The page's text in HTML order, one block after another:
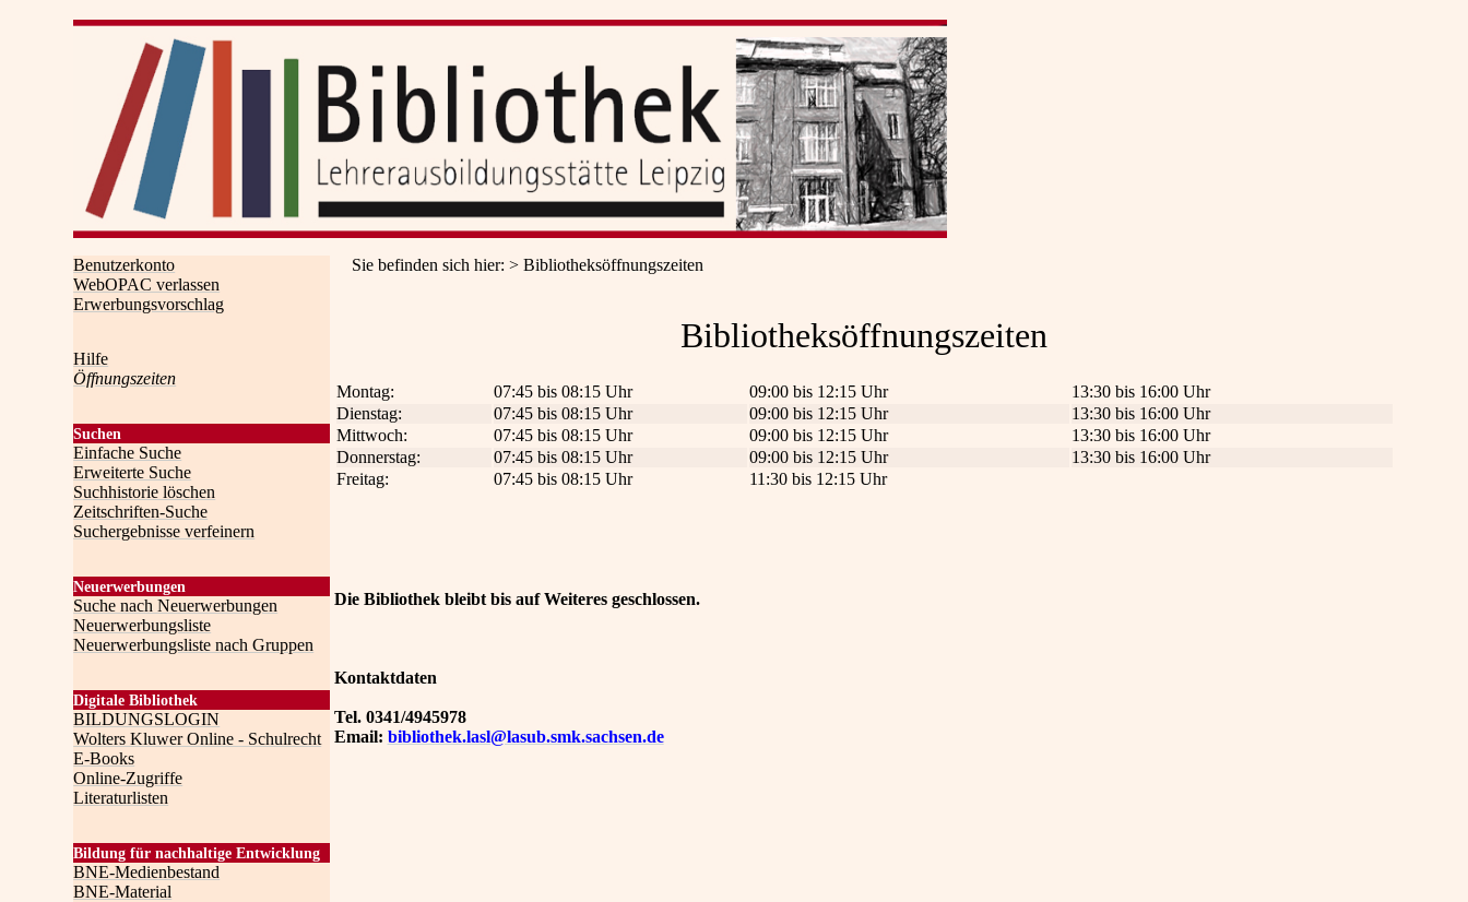
Benutzerkonto
WebOPAC verlassen
Erwerbungsvorschlag
Hilfe
Öffnungszeiten
Suchen
Einfache Suche
Erweiterte Suche
Suchhistorie löschen
Zeitschriften-Suche
Suchergebnisse verfeinern
Neuerwerbungen
Suche nach Neuerwerbungen
Neuerwerbungsliste
Neuerwerbungsliste nach Gruppen
Digitale Bibliothek
BILDUNGSLOGIN
Wolters Kluwer Online - Schulrecht
E-Books
Online-Zugriffe
Literaturlisten
Bildung für nachhaltige Entwicklung
BNE-Medienbestand
BNE-Material
Sie befinden sich hier: Bibliotheksöffnungszeiten
Bibliotheksöffnungszeiten
Montag: 07:45 bis 08:15 Uhr 09:00 bis 12:15 Uhr
13:30 bis 16:00 Uhr
Dienstag:
07:45 bis 08:15 Uhr 09:00 bis 12:15 Uhr
13:30 bis 16:00 Uhr
Mittwoch:
07:45 bis 08:15 Uhr 09:00 bis 12:15 Uhr
13:30 bis 16:00 Uhr
Donnerstag:
07:45 bis 08:15 Uhr 09:00 bis 12:15 Uhr
13:30 bis 16:00 Uhr
Freitag:
07:45 bis 08:15 Uhr 11:30 bis 12:15 Uhr
Die Bibliothek bleibt bis auf Weiteres geschlossen.
Kontaktdaten
Tel. 0341/4945978
Email: bibliothek.lasl@lasub.smk.sachsen.de